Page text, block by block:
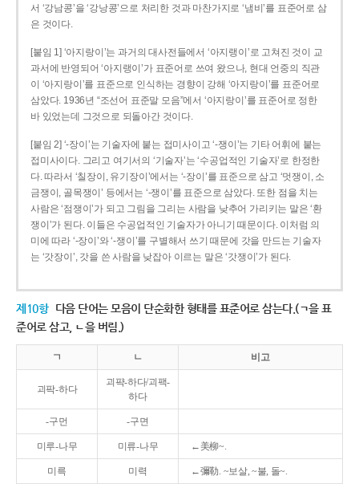
서 ‘강남콩’을 ‘강낭콩’으로 처리한 것과 마찬가지로 ‘냄비’를 표준어로 삼
은 것이다.
[붙임 1] ‘아지랑이’는 과거의 대사전들에서 ‘아지랭이’로 고쳐진 것이 교
과서에 반영되어 ‘아지랭이’가 표준어로 쓰여 왔으나, 현대 언중의 직관
이 ‘아지랑이’를 표준으로 인식하는 경향이 강해 ‘아지랑이’를 표준어로
삼았다. 1936년 “조선어 표준말 모음”에서 ‘아지랑이’를 표준어로 정한
바 있었는데 그것으로 되돌아간 것이다.
[붙임 2] ‘-장이’는 기술자에 붙는 접미사이고 ‘-쟁이’는 기타 어휘에 붙는
접미사이다. 그리고 여기서의 ‘기술자’는 ‘수공업적인 기술자’로 한정한
다. 따라서 ‘칠장이, 유기장이’에서는 ‘-장이’를 표준으로 삼고 ‘멋쟁이, 소
금쟁이, 골목쟁이’ 등에서는 ‘-쟁이’를 표준으로 삼았다. 또한 점을 치는
사람은 ‘점쟁이’가 되고 그림을 그리는 사람을 낮추어 가리키는 말은 ‘환
쟁이’가 된다. 이들은 수공업적인 기술자가 아니기 때문이다. 이처럼 의
미에 따라 ‘-장이’와 ‘-쟁이’를 구별해서 쓰기 때문에 갓을 만드는 기술자
는 ‘갓장이’, 갓을 쓴 사람을 낮잡아 이르는 말은 ‘갓쟁이’가 된다.
제10항 다음 단어는 모음이 단순화한 형태를 표준어로 삼는다.(ㄱ을 표
준어로 삼고, ㄴ을 버림.)
ㄱ ㄴ 비고
괴팍-하다
괴퍅-하다/괴팩-
하다
-구먼 -구면
미루-나무 미류-나무 ←美柳~.
미륵 미력 ←彌勒. ~보살, ~불, 돌~.